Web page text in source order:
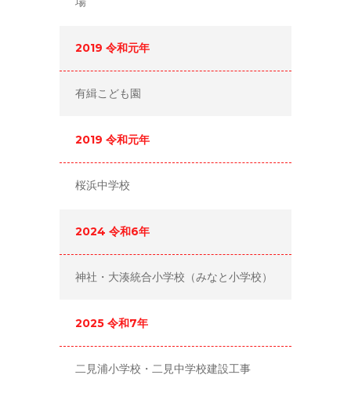
2019 令和元年
有緝こども園
2019 令和元年
桜浜中学校
2024 令和6年
神社・大湊統合小学校（みなと小学校）
2025 令和7年
二見浦小学校・二見中学校建設工事